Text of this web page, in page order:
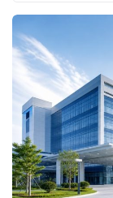
медицины;
опыт
удобное
широкий